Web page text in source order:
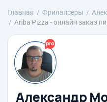
Главная Фрилансеры
Ariba Pizza - онлайн заказ
Александр